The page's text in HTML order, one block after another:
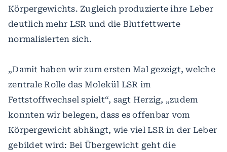
Körpergewichts. Zugleich produzierte ihre Leber
deutlich mehr LSR und die Blutfettwerte
normalisierten sich.
„Damit haben wir zum ersten Mal gezeigt, welche
zentrale Rolle das Molekül LSR im
Fettstoffwechsel spielt“, sagt Herzig, „zudem
konnten wir belegen, dass es offenbar vom
Körpergewicht abhängt, wie viel LSR in der Leber
gebildet wird: Bei Übergewicht geht die